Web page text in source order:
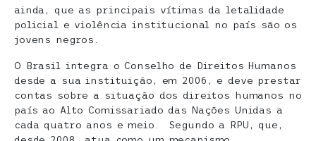
ainda, que as principais vítimas da letalidade
policial e violência institucional no país são os
jovens negros.
O Brasil integra o Conselho de Direitos Humanos
desde a sua instituição, em 2006, e deve prestar
contas sobre a situação dos direitos humanos no
país ao Alto Comissariado das Nações Unidas a
cada quatro anos e meio. Segundo a RPU, que,